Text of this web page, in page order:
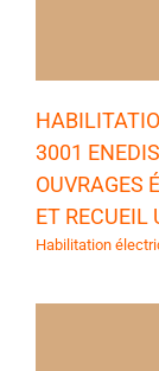
3001
OUVRAGES
ET RECUEIL
Habilitation